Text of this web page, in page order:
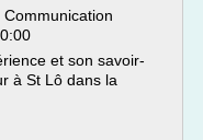
et son savoir-
à St Lô dans la